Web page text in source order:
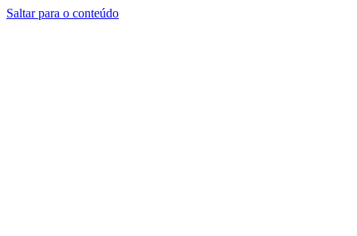
Saltar para o conteúdo